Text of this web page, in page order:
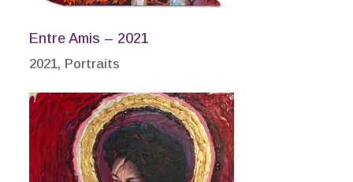
Entre Amis – 2021
2021, Portraits